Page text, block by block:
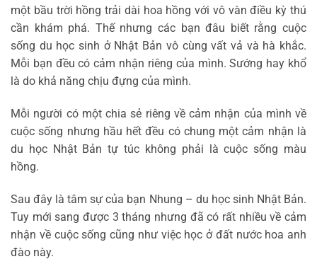
một bầu trời hồng trải dài hoa hồng với vô vàn điều kỳ thú
cần khám phá. Thế nhưng các bạn đâu biết rằng cuộc
sống du học sinh ở Nhật Bản vô cùng vất vả và hà khắc.
Mỗi bạn đều có cảm nhận riêng của mình. Sướng hay khổ
là do khả năng chịu đựng của mình.
Mỗi người có một chia sẻ riêng về cảm nhận của mình về
cuộc sống nhưng hầu hết đều có chung một cảm nhận là
du học Nhật Bản tự túc không phải là cuộc sống màu
hồng.
Sau đây là tâm sự của bạn Nhung – du học sinh Nhật Bản.
Tuy mới sang được 3 tháng nhưng đã có rất nhiều về cảm
nhận về cuộc sống cũng như việc học ở đất nước hoa anh
đào này.